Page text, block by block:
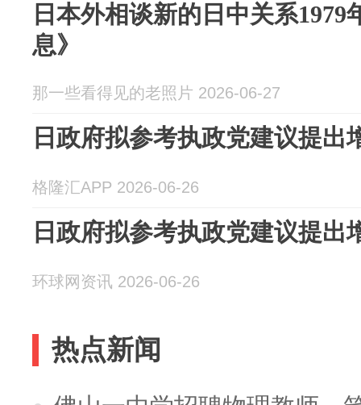
日本外相谈新的日中关系1979
息》
那一些看得见的老照片 2026-06-27
日政府拟参考执政党建议提出
格隆汇APP 2026-06-26
日政府拟参考执政党建议提出
环球网资讯 2026-06-26
热点新闻